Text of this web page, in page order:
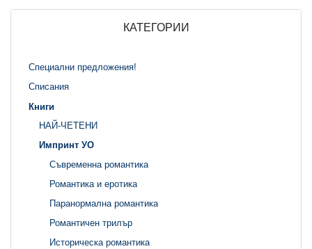
КАТЕГОРИИ
Специални предложения!
Списания
Книги
НАЙ-ЧЕТЕНИ
Импринт УО
Съвременна романтика
Романтика и еротика
Паранормална романтика
Романтичен трилър
Историческа романтика